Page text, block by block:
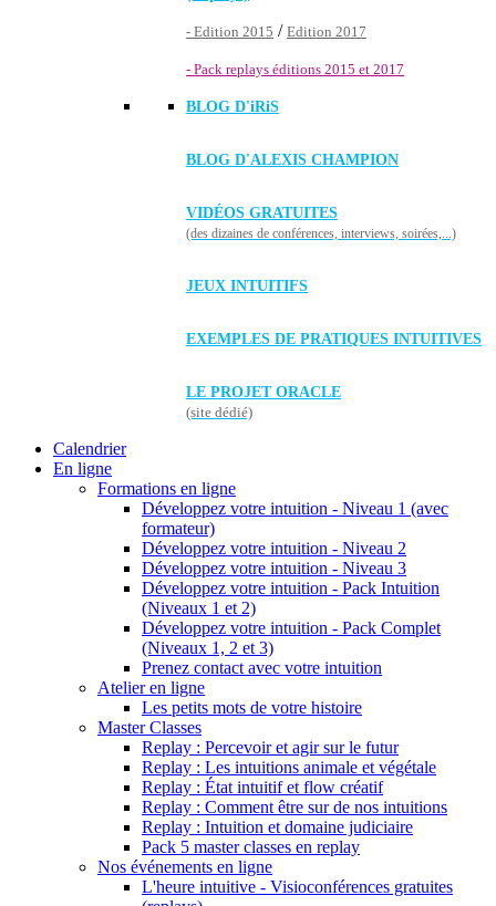
- Edition 2015 / Edition 2017
- Pack replays éditions 2015 et 2017
BLOG D'iRiS
BLOG D'ALEXIS CHAMPION
VIDÉOS GRATUITES
(des dizaines de conférences, interviews, soirées,...)
JEUX INTUITIFS
EXEMPLES DE PRATIQUES INTUITIVES
LE PROJET ORACLE
(site dédié)
Calendrier
En ligne
Formations en ligne
Développez votre intuition - Niveau 1 (avec
formateur)
Développez votre intuition - Niveau 2
Développez votre intuition - Niveau 3
Développez votre intuition - Pack Intuition
(Niveaux 1 et 2)
Développez votre intuition - Pack Complet
(Niveaux 1, 2 et 3)
Prenez contact avec votre intuition
Atelier en ligne
Les petits mots de votre histoire
Master Classes
Replay : Percevoir et agir sur le futur
Replay : Les intuitions animale et végétale
Replay : État intuitif et flow créatif
Replay : Comment être sur de nos intuitions
Replay : Intuition et domaine judiciaire
Pack 5 master classes en replay
Nos événements en ligne
L'heure intuitive - Visioconférences gratuites